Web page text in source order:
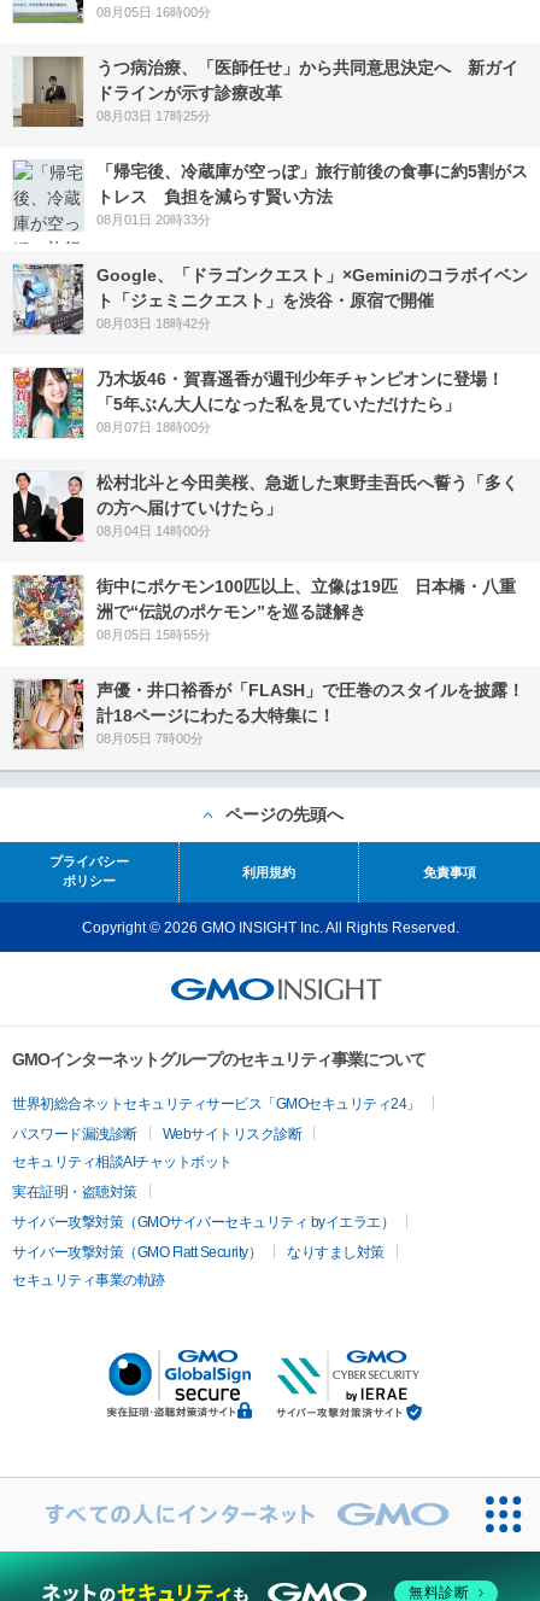
08月05日 16時00分
うつ病治療、「医師任せ」から共同意思決定へ 新ガイ
ドラインが示す診療改革
08月03日 17時25分
「帰宅後、冷蔵庫が空っぽ」旅行前後の食事に約5割がス
トレス 負担を減らす賢い方法
08月01日 20時33分
Google、「ドラゴンクエスト」×Geminiのコラボイベン
ト「ジェミニクエスト」を渋谷・原宿で開催
08月03日 18時42分
乃木坂46・賀喜遥香が週刊少年チャンピオンに登場！
「5年ぶん大人になった私を見ていただけたら」
08月07日 18時00分
松村北斗と今田美桜、急逝した東野圭吾氏へ誓う「多く
の方へ届けていけたら」
08月04日 14時00分
街中にポケモン100匹以上、立像は19匹 日本橋・八重
洲で“伝説のポケモン”を巡る謎解き
08月05日 15時55分
声優・井口裕香が「FLASH」で圧巻のスタイルを披露！
計18ページにわたる大特集に！
08月05日 7時00分
ページの先頭へ
プライバシー
ポリシー
利用規約 免責事項
Copyright © 2026 GMO INSIGHT Inc. All Rights Reserved.
GMOインターネットグループのセキュリティ事業について
世界初総合ネットセキュリティサービス「GMOセキュリティ24」
パスワード漏洩診断
Webサイトリスク診断
セキュリティ相談AIチャットボット
実在証明・盗聴対策
サイバー攻撃対策（GMOサイバーセキュリティ byイエラエ）
サイバー攻撃対策（GMO Flatt Security）
なりすまし対策
セキュリティ事業の軌跡
無料診断